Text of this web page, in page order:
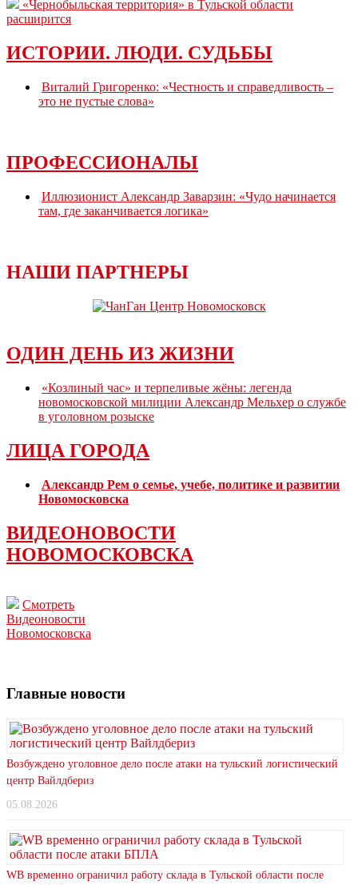
«Чернобыльская территория» в Тульской области
расширится
ИСТОРИИ. ЛЮДИ. СУДЬБЫ
Виталий Григоренко: «Честность и справедливость –
это не пустые слова»
ПРОФЕССИОНАЛЫ
Иллюзионист Александр Заварзин: «Чудо начинается
там, где заканчивается логика»
НАШИ ПАРТНЕРЫ
ОДИН ДЕНЬ ИЗ ЖИЗНИ
«Козлиный час» и терпеливые жёны: легенда
новомосковской милиции Александр Мельхер о службе
в уголовном розыске
ЛИЦА ГОРОДА
Александр Рем о семье, учебе, политике и развитии
Новомосковска
ВИДЕОНОВОСТИ
НОВОМОСКОВСКА
Смотреть
Видеоновости
Новомосковска
Главные новости
Возбуждено уголовное дело после атаки на тульский логистический
центр Вайлдбериз
05.08.2026
WB временно ограничил работу склада в Тульской области после